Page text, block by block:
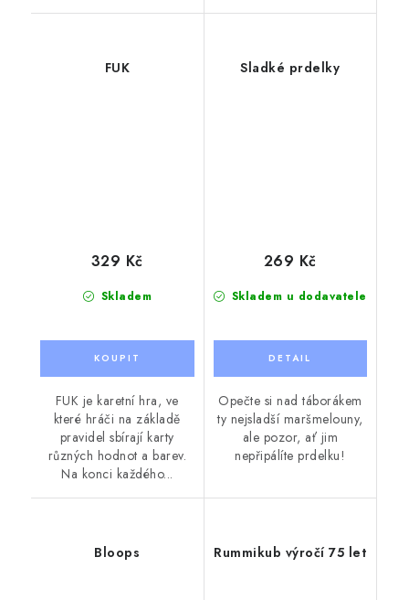
FUK
Skladem
329 Kč
FUK je karetní hra, ve
které hráči na základě
pravidel sbírají karty
různých hodnot a barev.
Na konci každého...
Sladké prdelky
Skladem u dodavatele
269 Kč
Opečte si nad táborákem
ty nejsladší maršmelouny,
ale pozor, ať jim
nepřipálíte prdelku!
Bloops Rummikub výročí 75 let